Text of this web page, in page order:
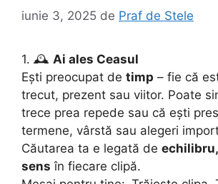
iunie 3, 2025 de Praf de Stele
1. 🕰 Ai ales Ceasul
Ești preocupat de timp – fie că
trecut, prezent sau viitor. Poate
trece prea repede sau că ești
termene, vârstă sau alegeri
Căutarea ta e legată de
sens în fiecare clipă.